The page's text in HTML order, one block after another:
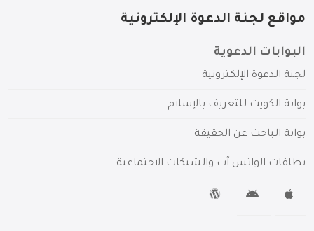
مواقع لجنة الدعوة الإلكترونية
البوابات الدعوية
لجنة الدعوة الإلكترونية
بوابة الكويت للتعريف بالإسلام
بوابة الباحث عن الحقيقة
بطاقات الواتس آب والشبكات الاجتماعية